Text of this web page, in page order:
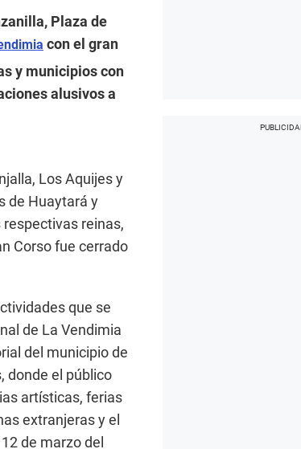
Plaza de
con el gran
y municipios con
alusivos a
Los Aquijes y
de Huaytará y
respectivas reinas,
Corso fue cerrado
que se
de La Vendimia
del municipio de
donde el público
artísticas, ferias
extranjeras y el
de marzo del